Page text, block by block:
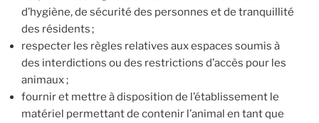
d’hygiène, de sécurité des personnes et de tranquillité
des résidents ;
respecter les règles relatives aux espaces soumis à
des interdictions ou des restrictions d’accès pour les
animaux ;
fournir et mettre à disposition de l’établissement le
matériel permettant de contenir l’animal en tant que